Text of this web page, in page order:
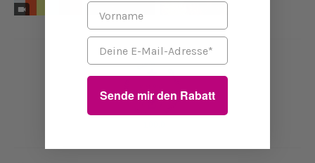
Vorname
Email
Sende mir den Rabatt